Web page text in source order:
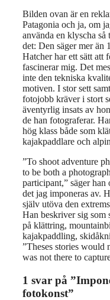
Bilden ovan är en
Patagonia och ja, om
använda en klyscha så
det: Den säger mer än
Hatcher har ett sätt att
fascinerar mig. Det
inte den tekniska
motiven. I stor sett
fotojobb kräver i stort
äventyrlig insats av
de han fotograferar.
hög klass både som
kajakpaddlare och
”To shoot adventure
to be both a
participant,” säger han
det jag imponeras av.
själv utöva den
Han beskriver sig som
på klättring,
kajakpaddling,
”Theses stories would
was not there to
1 svar på
fotokonst”